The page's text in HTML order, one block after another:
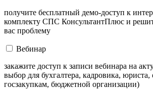
получите бесплатный демо-доступ к
комплекту СПС КонсультантПлюс и
вас проблему
Вебинар
закажите доступ к записи вебинара на
выбор для бухгалтера, кадровика, юриста,
госзакупкам, бюджетной организации)